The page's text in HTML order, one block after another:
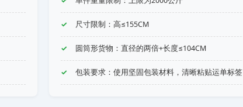
尺寸限制：高≤155CM
圆筒形货物：直径的两倍+长度≤104CM
包装要求：使用坚固包装材料，清晰粘贴运单标签